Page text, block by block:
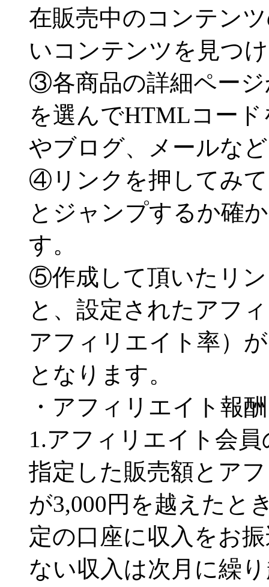
在販売中のコンテン
いコンテンツを見つ
③各商品の詳細ペー
を選んでHTMLコー
やブログ、メールな
④リンクを押してみ
とジャンプするか確
す。
⑤作成して頂いたリ
と、設定されたアフ
アフィリエイト率）
となります。
・アフィリエイト報
1.アフィリエイト会
指定した販売額とア
が3,000円を越えたと
定の口座に収入をお
ない収入は次月に繰